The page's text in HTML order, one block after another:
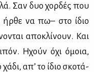
Σαν δυο χορ­δές που
ήρ­θε να πω– στο ίδιο
απο­κλί­νουν. Και
Ηχούν όχι όμοια,
απ’ το ίδιο σκο­τά­